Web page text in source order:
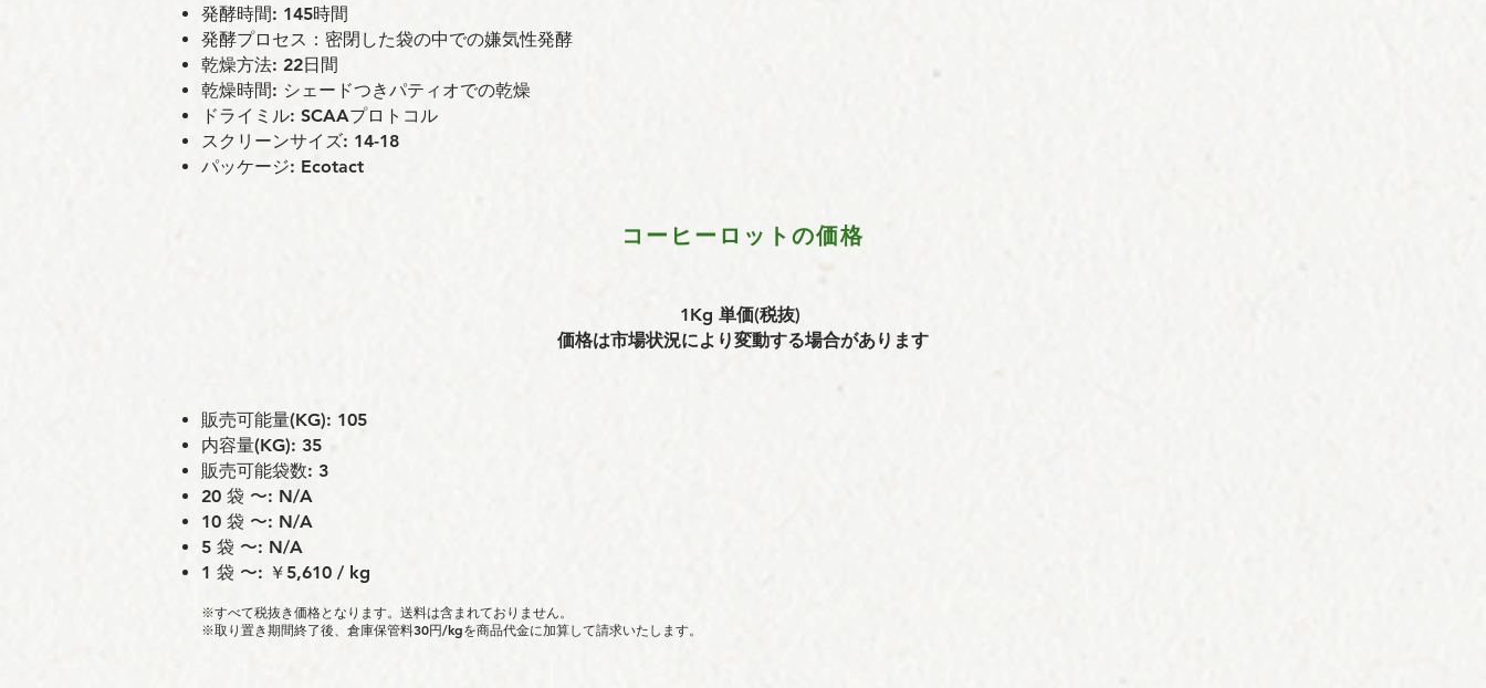
発酵時間: 145時間
発酵プロセス：密閉した袋の中での嫌気性発酵
乾燥⽅法: 22⽇間
乾燥時間: シェードつきパティオでの乾燥
ドライミル: SCAAプロトコル
スクリーンサイズ: 14-18
パッケージ: Ecotact
コーヒーロットの価格
1Kg 単価(税抜)
価格は市場状況により変動する場合があります
販売可能量(KG): 105
内容量(KG): 35
販売可能袋数: 3
20 袋 〜: N/A
10 袋 〜: N/A
5 袋 〜: N/A
1 袋 〜: ￥5,610 / kg
※すべて税抜き価格となります。送料は含まれておりません。
※取り置き期間終了後、倉庫保管料30円/kgを商品代金に加算して請求いたします。